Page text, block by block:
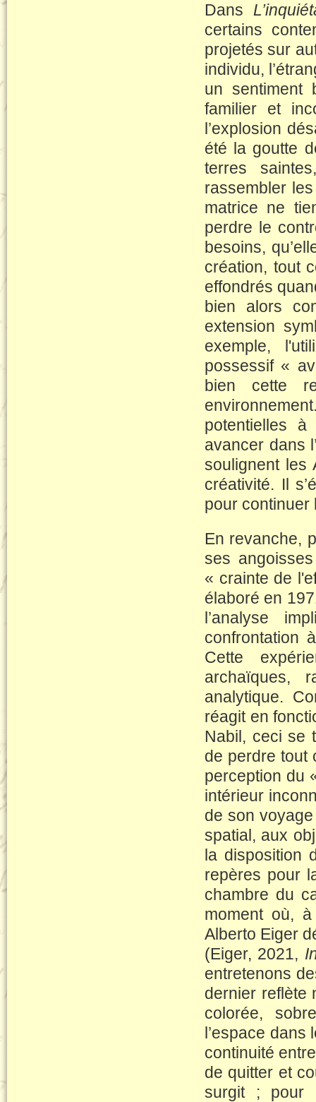
Dans
certains
projetés sur
individu,
un sentiment
familier et
l’explosion
été la goutte
terres
rassembler
matrice ne
perdre le
besoins,
création, tout
effondrés
bien alors
extension
exemple,
possessif «
bien cette
potentielles
avancer dans
soulignent les
créativité. Il
pour continuer
En revanche,
ses
« crainte de
élaboré en
l’analyse
confrontation
Cette
archaïques,
analytique.
réagit en
Nabil, ceci se
de perdre tout
perception du
intérieur
de son voyage
spatial, aux
la disposition
repères pour
chambre du
moment où,
Alberto Eiger
(Eiger, 2021,
entretenons
dernier reflète
colorée,
l’espace
continuité
de quitter et
surgit ; pour